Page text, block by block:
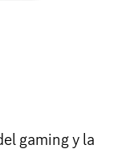
gaming y la